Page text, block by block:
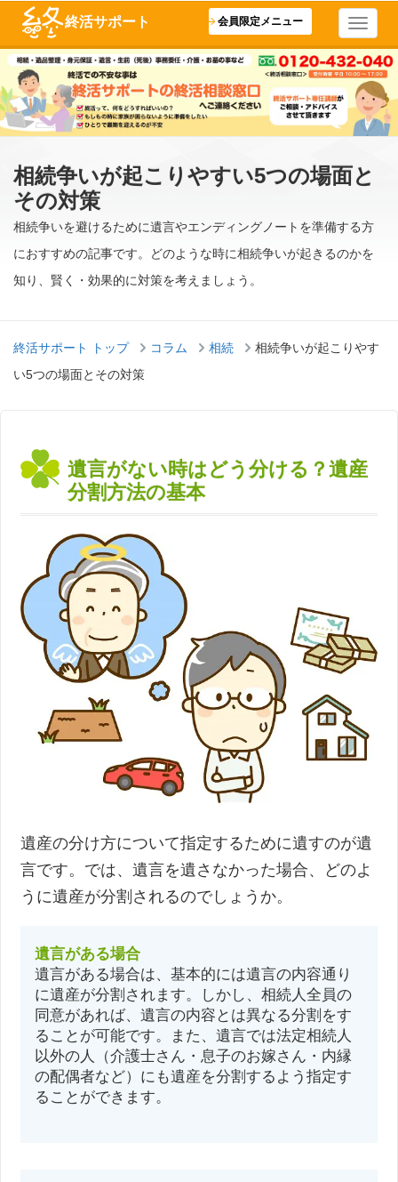
終活サポート 会員限定メニュー
相続争いが起こりやすい5つの場面と
その対策
相続争いを避けるために遺言やエンディングノートを準備する方
におすすめの記事です。どのような時に相続争いが起きるのかを
知り、賢く・効果的に対策を考えましょう。
終活サポート トップ コラム 相続
相続争いが起こりやす
い5つの場面とその対策
遺言がない時はどう分ける？遺産
分割方法の基本
遺産の分け方について指定するために遺すのが遺
言です。では、遺言を遺さなかった場合、どのよ
うに遺産が分割されるのでしょうか。
遺言がある場合
遺言がある場合は、基本的には遺言の内容通り
に遺産が分割されます。しかし、相続人全員の
同意があれば、遺言の内容とは異なる分割をす
ることが可能です。また、遺言では法定相続人
以外の人（介護士さん・息子のお嫁さん・内縁
の配偶者など）にも遺産を分割するよう指定す
ることができます。